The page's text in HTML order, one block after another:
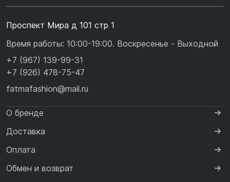
Проспект Мира д 101 стр 1
Время работы: 10:00-19:00. Воскресенье - Выходной
+7 (967) 139-99-31
+7 (926) 478-75-47
fatmafashion@mail.ru
О бренде
Доставка
Оплата
Обмен и возврат